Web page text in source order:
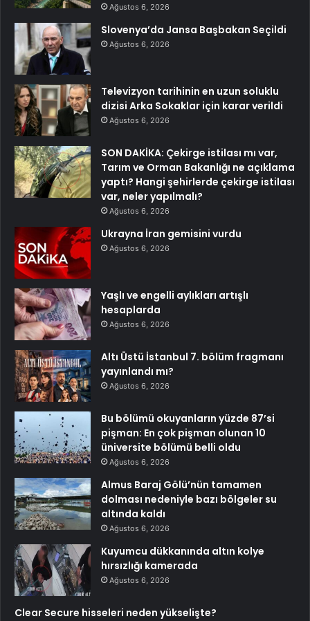
Ağustos 6, 2026
Slovenya’da Jansa Başbakan Seçildi
Ağustos 6, 2026
Televizyon tarihinin en uzun soluklu
dizisi Arka Sokaklar için karar verildi
Ağustos 6, 2026
SON DAKİKA: Çekirge istilası mı var,
Tarım ve Orman Bakanlığı ne açıklama
yaptı? Hangi şehirlerde çekirge istilası
var, neler yapılmalı?
Ağustos 6, 2026
Ukrayna İran gemisini vurdu
Ağustos 6, 2026
Yaşlı ve engelli aylıkları artışlı
hesaplarda
Ağustos 6, 2026
Altı Üstü İstanbul 7. bölüm fragmanı
yayınlandı mı?
Ağustos 6, 2026
Bu bölümü okuyanların yüzde 87’si
pişman: En çok pişman olunan 10
üniversite bölümü belli oldu
Ağustos 6, 2026
Almus Baraj Gölü’nün tamamen
dolması nedeniyle bazı bölgeler su
altında kaldı
Ağustos 6, 2026
Kuyumcu dükkanında altın kolye
hırsızlığı kamerada
Ağustos 6, 2026
Clear Secure hisseleri neden yükselişte?